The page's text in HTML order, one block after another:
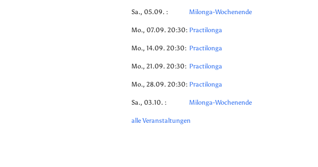
Sa., 05.09. : Milonga-Wochenende
Mo., 07.09. 20:30: Practilonga
Mo., 14.09. 20:30: Practilonga
Mo., 21.09. 20:30: Practilonga
Mo., 28.09. 20:30: Practilonga
Sa., 03.10. : Milonga-Wochenende
alle Veranstaltungen